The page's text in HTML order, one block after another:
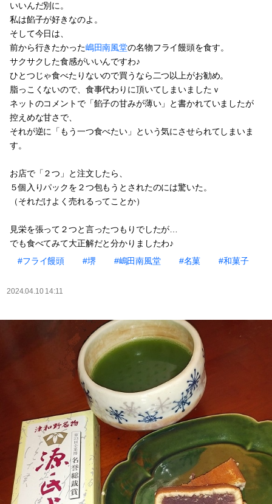
いいんだ別に。
私は餡子が好きなのよ。
そして今日は、
前から行きたかった嶋田南風堂の名物フライ饅頭を食す。
サクサクした食感がいいんですわ♪
ひとつじゃ食べたりないので買うなら二つ以上がお勧め。
脂っこくないので、食事代わりに頂いてしまいましたｖ
ネットのコメントで「餡子の甘みが薄い」と書かれていましたが
控えめな甘さで、
それが逆に「もう一つ食べたい」という気にさせられてしまいま
す。
お店で「２つ」と注文したら、
５個入りパックを２つ包もうとされたのには驚いた。
（それだけよく売れるってことか）
見栄を張って２つと言ったつもりでしたが…
でも食べてみて大正解だと分かりましたわ♪
#フライ饅頭
#堺 #嶋田南風堂 #名菓 #和菓子
2024.04.10 14:11